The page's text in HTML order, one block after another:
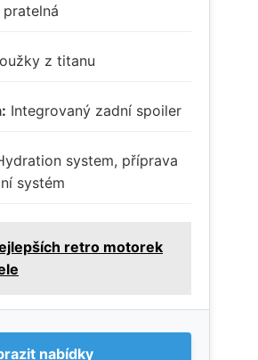
z titanu
Integrovaný zadní spoiler
system, příprava
systém
retro motorek
nabídky